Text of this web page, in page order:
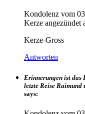
Kondolenz vom
Kerze angezündet
Kerze-Gross
Antworten
Erinnerungen ist das
letzte Reise
says: